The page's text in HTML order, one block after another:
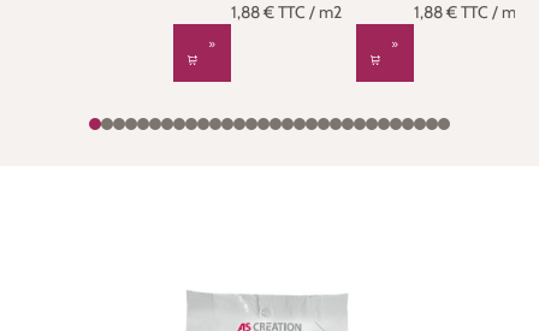
1,88 €TTC / m2 1,88 €TTC / m2